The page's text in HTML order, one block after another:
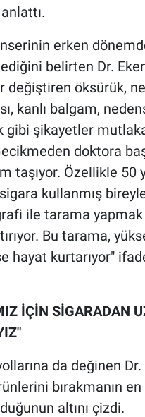
anlattı.
erken
belirten Dr.
değiştiren öksürük,
kanlı balgam,
gibi şikayetler
doktora
taşıyor. Özellikle 50
kullanmış
ile tarama yapmak
Bu tarama,
hayat kurtarıyor"
İÇİN SİGARADAN
da değinen
bırakmanın
altını çizdi.